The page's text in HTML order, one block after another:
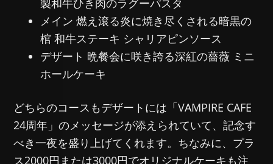
メイン 燃え滾る炎に焼き尽くされる暗黒の
棺 和牛ステーキ シャリアピンソース
デザート 晩餐会に咲き誇る深紅の薔薇 ミニ
ホールケーキ
どちらのコースもデザートには「VAMPIRE CAFE
24周年」のメッセージが添えられていて、記念す
べき一夜を盛り上げてくれます。ちなみに、プラ
ス2000円または3000円でオリジナルケーキも注